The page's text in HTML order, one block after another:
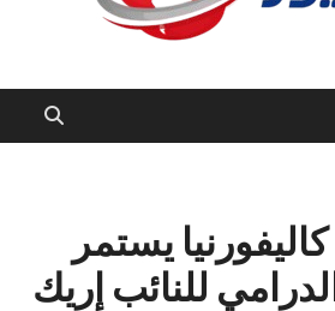
يستمر
الدرامي للنائب إريك